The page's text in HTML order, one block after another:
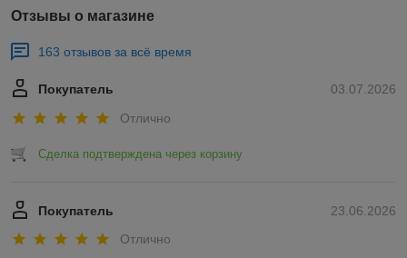
Отзывы о магазине
163 отзывов за всё время
03.07.2026
Покупатель
Отлично
Сделка подтверждена через корзину
23.06.2026
Покупатель
Отлично